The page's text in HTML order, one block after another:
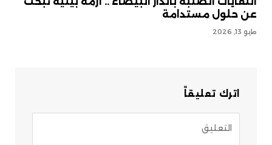
عن حلول مستدامة
مايو 13, 2026
اترك تعليقاً